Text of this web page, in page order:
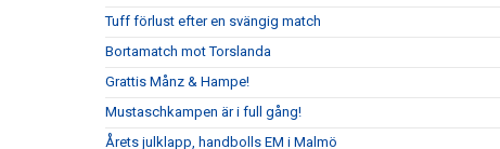
Tuff förlust efter en svängig match
Bortamatch mot Torslanda
Grattis Månz & Hampe!
Mustaschkampen är i full gång!
Årets julklapp, handbolls EM i Malmö